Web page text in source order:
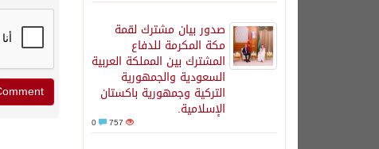
صدور بيان مشترك لقمة
مكة المكرمة للدفاع
المشترك بين المملكة العربية
السعودية والجمهورية
التركية وجمهورية باكستان
الإسلامية.
757